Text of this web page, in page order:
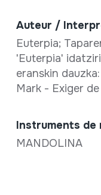
Auteur /
Euterpia;
'Euterpia'
eranskin
Mark - Exiger
Instruments de
MANDOLINA